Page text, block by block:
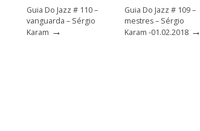
Guia Do Jazz # 110 –
vanguarda – Sérgio
Karam →
Guia Do Jazz # 109 –
mestres – Sérgio
Karam -01.02.2018 →